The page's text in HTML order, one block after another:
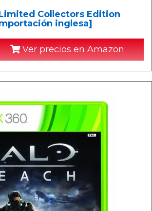
Collectors Edition
inglesa]
Ver precios en Amazon